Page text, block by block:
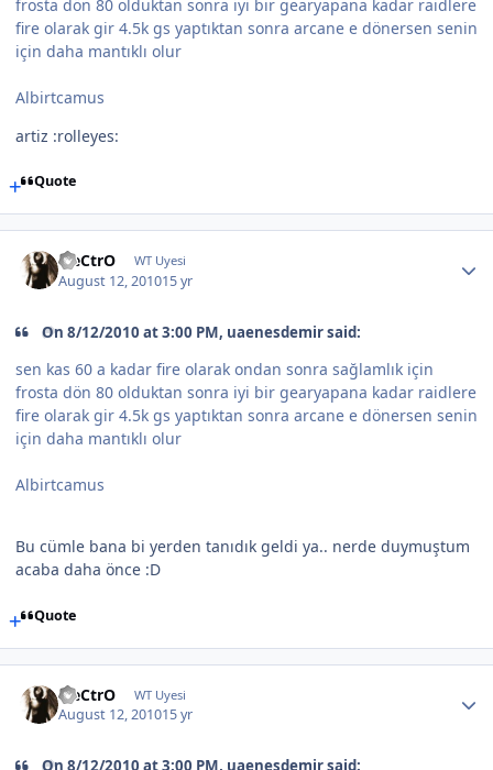
frosta dön 80 olduktan sonra iyi bir gearyapana kadar raidlere
fire olarak gir 4.5k gs yaptıktan sonra arcane e dönersen senin
için daha mantıklı olur
Albirtcamus
artiz :rolleyes:
Quote
EleCtrO WT Uyesi
August 12, 201015 yr
On 8/12/2010 at 3:00 PM, uaenesdemir said:
sen kas 60 a kadar fire olarak ondan sonra sağlamlık için
frosta dön 80 olduktan sonra iyi bir gearyapana kadar raidlere
fire olarak gir 4.5k gs yaptıktan sonra arcane e dönersen senin
için daha mantıklı olur
Albirtcamus
Bu cümle bana bi yerden tanıdık geldi ya.. nerde duymuştum
acaba daha önce :D
Quote
EleCtrO WT Uyesi
August 12, 201015 yr
On 8/12/2010 at 3:00 PM, uaenesdemir said: